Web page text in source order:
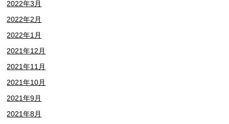
2022年3月
2022年2月
2022年1月
2021年12月
2021年11月
2021年10月
2021年9月
2021年8月